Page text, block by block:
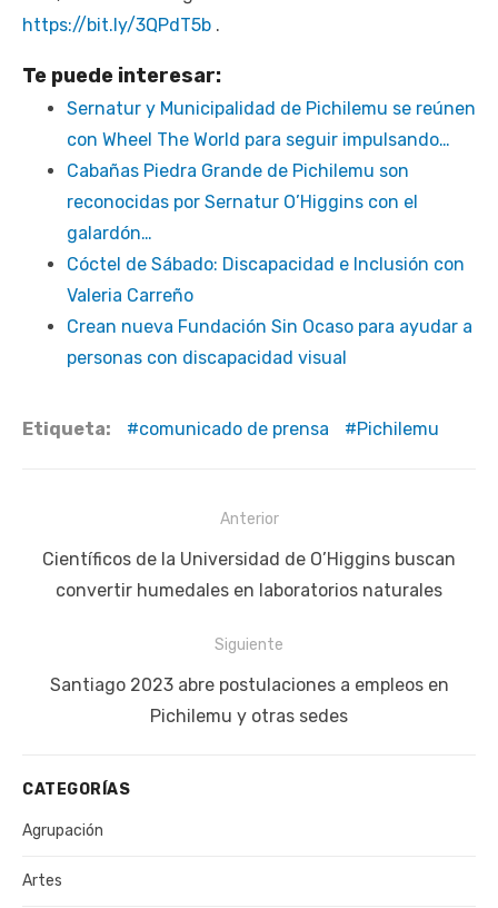
https://bit.ly/3QPdT5b .
Te puede interesar:
Sernatur y Municipalidad de Pichilemu se reúnen
con Wheel The World para seguir impulsando…
Cabañas Piedra Grande de Pichilemu son
reconocidas por Sernatur O’Higgins con el
galardón…
Cóctel de Sábado: Discapacidad e Inclusión con
Valeria Carreño
Crean nueva Fundación Sin Ocaso para ayudar a
personas con discapacidad visual
Etiqueta: comunicado de prensa Pichilemu
de
entradas
Anterior
Publicación
anterior:
Científicos de la Universidad de O’Higgins buscan
convertir humedales en laboratorios naturales
Siguiente
Siguiente
Santiago 2023 abre postulaciones a empleos en
Pichilemu y otras sedes
CATEGORÍAS
Agrupación
Artes